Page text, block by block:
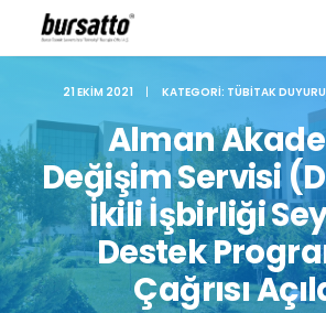
21 EKIM 2021 | KATEGORI: TÜBITAK
Alman
Değişim Servisi
İkili İşbirliği
Destek
Çağrısı